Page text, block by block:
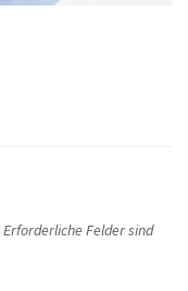
Erforderliche Felder sind